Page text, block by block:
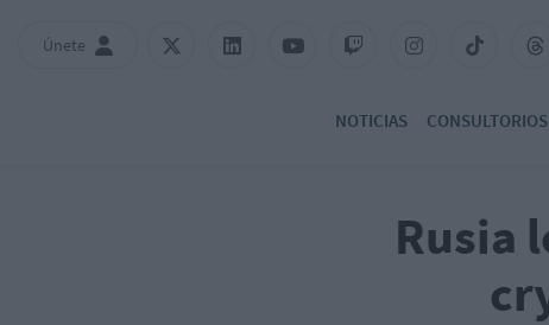
Únete
NOTICIAS CONSULTORIOS
Rusia